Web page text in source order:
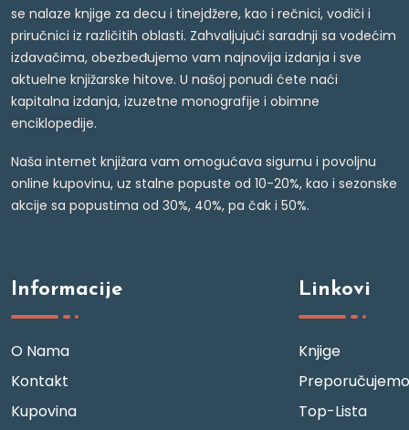
se nalaze knjige za decu i tinejdžere, kao i rečnici, vodiči i
priručnici iz različitih oblasti. Zahvaljujući saradnji sa vodećim
izdavačima, obezbeđujemo vam najnovija izdanja i sve
aktuelne knjižarske hitove. U našoj ponudi ćete naći
kapitalna izdanja, izuzetne monografije i obimne
enciklopedije.
Naša internet knjižara vam omogućava sigurnu i povoljnu
online kupovinu, uz stalne popuste od 10-20%, kao i sezonske
akcije sa popustima od 30%, 40%, pa čak i 50%.
Informacije
O Nama
Kontakt
Kupovina
Linkovi
Knjige
Preporučujemo
Top-Lista